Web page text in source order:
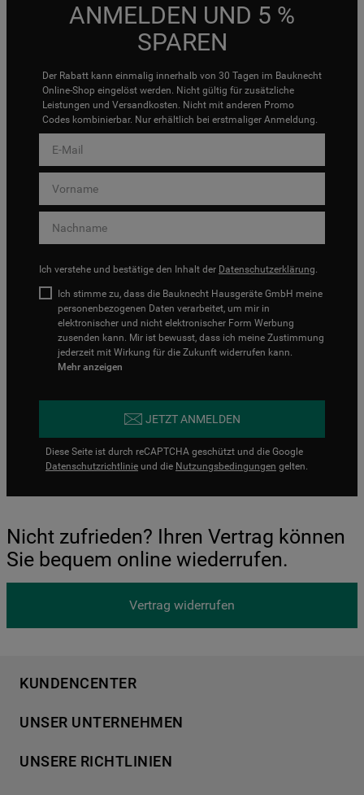
ANMELDEN UND 5 %
SPAREN
Der Rabatt kann einmalig innerhalb von 30 Tagen im Bauknecht
Online-Shop eingelöst werden. Nicht gültig für zusätzliche
Leistungen und Versandkosten. Nicht mit anderen Promo
Codes kombinierbar. Nur erhältlich bei erstmaliger Anmeldung.
Ich verstehe und bestätige den Inhalt der Datenschutzerklärung.
Ich stimme zu, dass die Bauknecht Hausgeräte GmbH meine
personenbezogenen Daten verarbeitet, um mir in
elektronischer und nicht elektronischer Form Werbung
zusenden kann. Mir ist bewusst, dass ich meine Zustimmung
jederzeit mit Wirkung für die Zukunft widerrufen kann.
Mehr anzeigen
JETZT ANMELDEN
Diese Seite ist durch reCAPTCHA geschützt und die Google
Datenschutzrichtlinie und die Nutzungsbedingungen gelten.
Nicht zufrieden? Ihren Vertrag können
Sie bequem online wiederrufen.
Vertrag widerrufen
KUNDENCENTER
Händlersuche
Häufige Fragen
UNSER UNTERNEHMEN
Für Händler
UNSERE RICHTLINIEN